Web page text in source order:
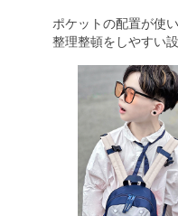
ポケットの配置が使
整理整頓をしやすい